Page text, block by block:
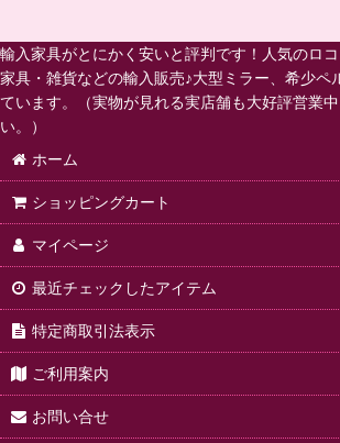
輸入家具がとにかく安いと評判です！人気のロ
家具・雑貨などの輸入販売♪大型ミラー、希少ペ
ています。（実物が見れる実店舗も大好評営業
い。）
ホーム
ショッピングカート
マイページ
最近チェックしたアイテム
特定商取引法表示
ご利用案内
お問い合せ